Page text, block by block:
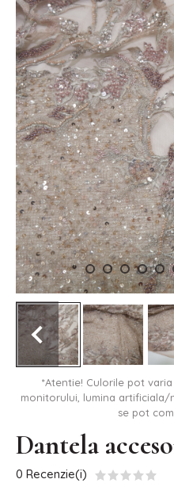
*Atentie! Culorile pot
monitorului, lumina artificiala/
se pot
Dantela
0 Recenzie(i)